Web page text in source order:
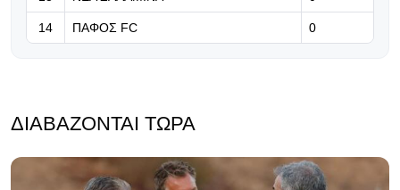
14 ΠΑΦΟΣ FC 0
ΔΙΑΒΆΖΟΝΤΑΙ ΤΏΡΑ